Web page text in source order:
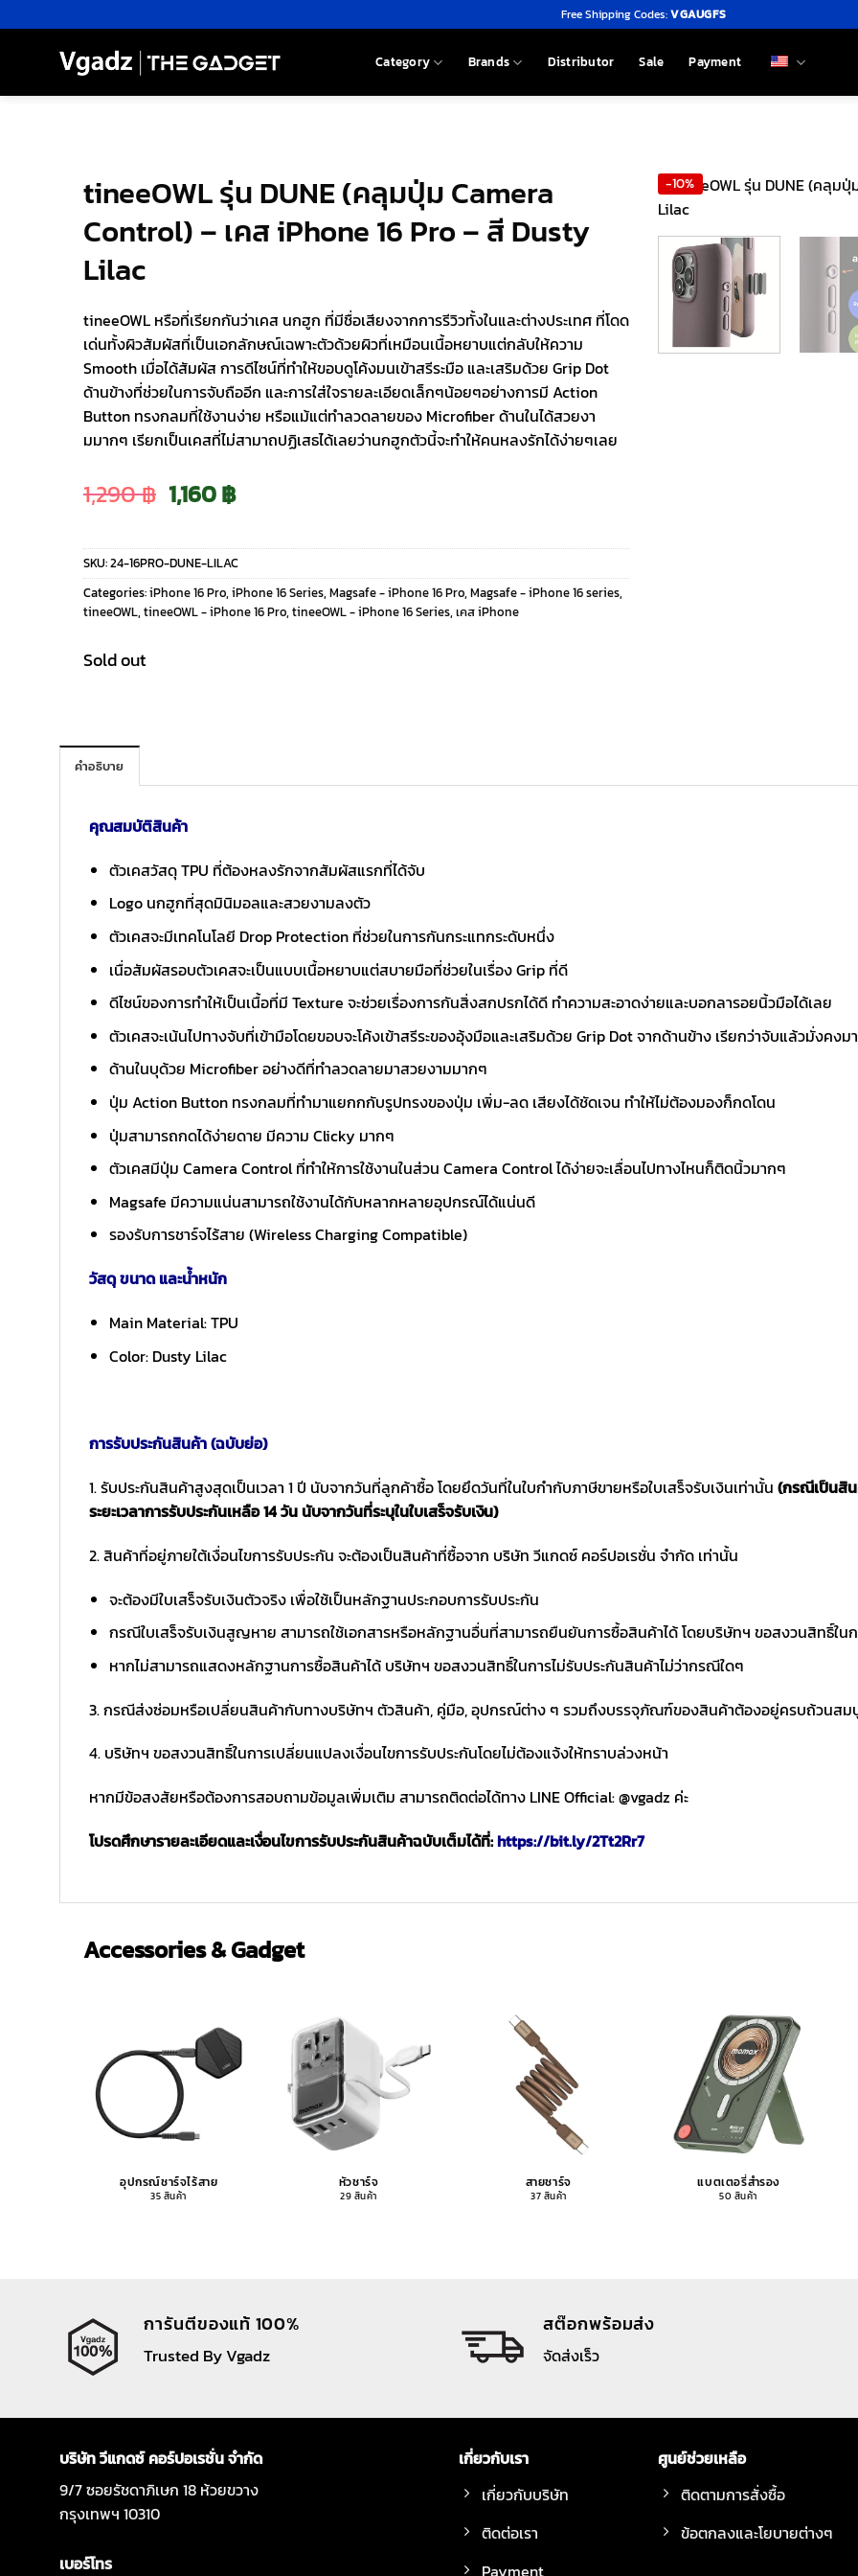
to
Free Shipping Codes:VGAUGFS
Category Brands Distributor Sale Payment
tineeOWL รุ่น DUNE (คลุมปุ่ม Camera
Control) – เคส iPhone 16 Pro – สี Dusty
Lilac
tineeOWL หรือที่เรียกกันว่าเคส นกฮูก ที่มีชื่อเสียงจากการรีวิวทั้งในและต่างประเทศ ที่โดด
เด่นทั้งผิวสัมผัสที่เป็นเอกลักษณ์เฉพาะตัวด้วยผิวที่เหมือนเนื้อหยาบแต่กลับให้ความ
Smooth เมื่อได้สัมผัส การดีไซน์ที่ทำให้ขอบดูโค้งมนเข้าสรีระมือ และเสริมด้วย Grip Dot
ด้านข้างที่ช่วยในการจับถืออีก และการใส่ใจรายละเอียดเล็กๆน้อยๆอย่างการมี Action
Button ทรงกลมที่ใช้งานง่าย หรือแม้แต่ทำลวดลายของ Microfiber ด้านในได้สวยงา
มมากๆ เรียกเป็นเคสที่ไม่สามาถปฏิเสธได้เลยว่านกฮูกตัวนี้จะทำให้คนหลงรักได้ง่ายๆเลย
1,290฿ Original
price
was:
1,160฿Current
price
is:
SKU:24-16PRO-DUNE-LILAC
Categories:iPhone 16 Pro, iPhone 16 Series, Magsafe - iPhone 16 Pro, Magsafe - iPhone 16 series,
tineeOWL, tineeOWL - iPhone 16 Pro, tineeOWL - iPhone 16 Series, เคส iPhone
Sold out
-10%
คำอธิบาย
คุณสมบัติสินค้า
ตัวเคสวัสดุ TPU ที่ต้องหลงรักจากสัมผัสแรกที่ได้จับ
Logo นกฮูกที่สุดมินิมอลและสวยงามลงตัว
ตัวเคสจะมีเทคโนโลยี Drop Protection ที่ช่วยในการกันกระแทกระดับหนึ่ง
เนื่อสัมผัสรอบตัวเคสจะเป็นแบบเนื้อหยาบแต่สบายมือที่ช่วยในเรื่อง Grip ที่ดี
ดีไซน์ของการทำให้เป็นเนื้อที่มี Texture จะช่วยเรื่องการกันสิ่งสกปรกได้ดี ทำความสะอาดง่ายและบอกลารอยนิ้วมือได้เลย
ตัวเคสจะเน้นไปทางจับที่เข้ามือโดยขอบจะโค้งเข้าสรีระของอุ้งมือและเสริมด้วย Grip Dot จากด้านข้าง เรียกว่าจับแล้วมั่งคงม
ด้านในบุด้วย Microfiber อย่างดีที่ทำลวดลายมาสวยงามมากๆ
ปุ่ม Action Button ทรงกลมที่ทำมาแยกกกับรูปทรงของปุ่ม เพิ่ม-ลด เสียงได้ชัดเจน ทำให้ไม่ต้องมองก็กดโดน
ปุ่มสามารถกดได้ง่ายดาย มีความ Clicky มากๆ
ตัวเคสมีปุ่ม Camera Control ที่ทำให้การใช้งานในส่วน Camera Control ได้ง่ายจะเลื่อนไปทางไหนก็ติดนิ้วมากๆ
Magsafe มีความแน่นสามารถใช้งานได้กับหลากหลายอุปกรณ์ได้แน่นดี
รองรับการชาร์จไร้สาย (Wireless Charging Compatible)
วัสดุ ขนาด และน้ำหนัก
Main Material: TPU
Color: Dusty Lilac
การรับประกันสินค้า (ฉบับย่อ)
1. รับประกันสินค้าสูงสุดเป็นเวลา 1 ปี นับจากวันที่ลูกค้าซื้อ โดยยึดวันที่ในใบกำกับภาษีขายหรือใบเสร็จรับเงินเท่านั้น (กรณีเป็นสิ
ระยะเวลาการรับประกันเหลือ 14 วัน นับจากวันที่ระบุในใบเสร็จรับเงิน)
2. สินค้าที่อยู่ภายใต้เงื่อนไขการรับประกัน จะต้องเป็นสินค้าที่ซื้อจาก บริษัท วีแกดซ์ คอร์ปอเรชั่น จำกัด เท่านั้น
จะต้องมีใบเสร็จรับเงินตัวจริง เพื่อใช้เป็นหลักฐานประกอบการรับประกัน
กรณีใบเสร็จรับเงินสูญหาย สามารถใช้เอกสารหรือหลักฐานอื่นที่สามารถยืนยันการซื้อสินค้าได้ โดยบริษัทฯ ขอสงวนสิทธิ์ใน
หากไม่สามารถแสดงหลักฐานการซื้อสินค้าได้ บริษัทฯ ขอสงวนสิทธิ์ในการไม่รับประกันสินค้าไม่ว่ากรณีใดๆ
3. กรณีส่งซ่อมหรือเปลี่ยนสินค้ากับทางบริษัทฯ ตัวสินค้า, คู่มือ, อุปกรณ์ต่าง ๆ รวมถึงบรรจุภัณฑ์ของสินค้าต้องอยู่ครบถ้วนส
4. บริษัทฯ ขอสงวนสิทธิ์ในการเปลี่ยนแปลงเงื่อนไขการรับประกันโดยไม่ต้องแจ้งให้ทราบล่วงหน้า
หากมีข้อสงสัยหรือต้องการสอบถามข้อมูลเพิ่มเติม สามารถติดต่อได้ทาง LINE Official: @vgadz ค่ะ
โปรดศึกษารายละเอียดและเงื่อนไขการรับประกันสินค้าฉบับเต็มได้ที่:https://bit.ly/2Tt2Rr7
Accessories & Gadget
อุปกรณ์ชาร์จไร้สาย
35 สินค้า
หัวชาร์จ
29 สินค้า
สายชาร์จ
37 สินค้า
แบตเตอรี่สำรอง
50 สินค้า
การันตีของแท้ 100%
Trusted By Vgadz
สต๊อกพร้อมส่ง
จัดส่งเร็ว
บริษัท วีแกดซ์ คอร์ปอเรชั่น จำกัด
9/7 ซอยรัชดาภิเษก 18 ห้วยขวาง
กรุงเทพฯ 10310
เบอร์โทร
เกี่ยวกับเรา
เกี่ยวกับบริษัท
ติดต่อเรา
ศูนย์ช่วยเหลือ
ติดตามการสั่งซื้อ
ข้อตกลงและโยบายต่างๆ